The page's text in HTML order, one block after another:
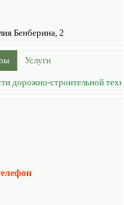
Бенберина, 2
Услуги
дорожно-строительной